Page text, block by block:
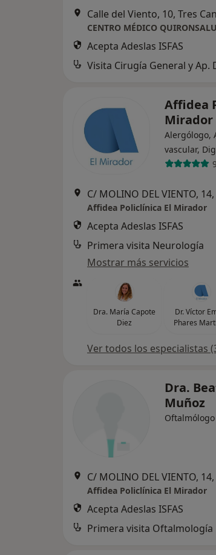
Calle del Viento, 10, Tres
CENTRO MÉDICO
Acepta Adeslas ISFAS
Visita Cirugía General y Ap.
Affidea
Mirador
Alergólogo,
vascular,
Affidea Policlínica El Mirador
Acepta Adeslas ISFAS
Primera visita Neurología
Mostrar más servicios
Dra. María Capote
Diez
Dr. Víctor
Phares
Ver todos los especialistas
Dra.
Muñoz
Oftalmólogo
Affidea Policlínica El Mirador
Acepta Adeslas ISFAS
Primera visita Oftalmología